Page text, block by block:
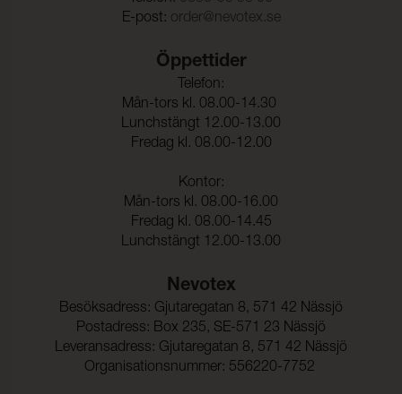
E-post: order@nevotex.se
Öppettider
Telefon:
Mån-tors kl. 08.00-14.30
Lunchstängt 12.00-13.00
Fredag kl. 08.00-12.00
Kontor:
Mån-tors kl. 08.00-16.00
Fredag kl. 08.00-14.45
Lunchstängt 12.00-13.00
Nevotex
Besöksadress: Gjutaregatan 8, 571 42 Nässjö
Postadress: Box 235, SE-571 23 Nässjö
Leveransadress: Gjutaregatan 8, 571 42 Nässjö
Organisationsnummer: 556220-7752